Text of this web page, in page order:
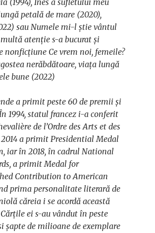
(1994), Inés a sufletului meu
petală de mare (2020),
sau Numele mi-l știe vântul
multă atenție s-a bucurat și
nonficțiune Ce vrem noi, femeile?
nerăbdătoare, viața lungă
bune (2022)
a primit peste 60 de premii și
1994, statul francez i-a conferit
de l’Ordre des Arts et des
a primit Presidential Medal
iar în 2018, în cadrul National
a primit Medal for
Contribution to American
prima personalitate literară de
căreia i se acordă această
ei s-au vândut în peste
șapte de milioane de exemplare